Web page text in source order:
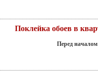
Поклейка обоев в
Перед началом